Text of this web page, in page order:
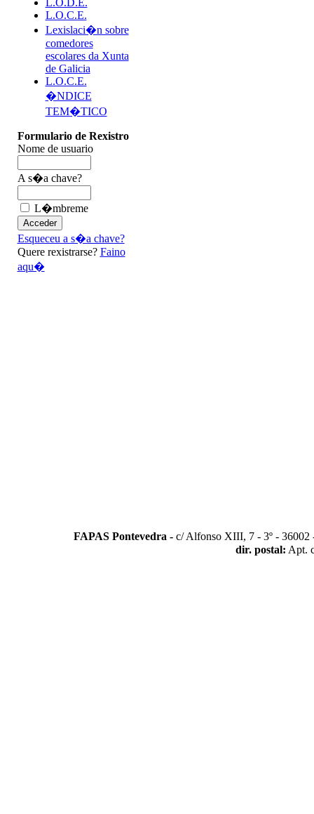
L.O.D.E.
L.O.C.E.
Lexislaci�n sobre
comedores
escolares da Xunta
de Galicia
L.O.C.E.
�NDICE
TEM�TICO
Formulario de Rexistro
Nome de usuario
A s�a chave?
L�mbreme
Esqueceu a s�a chave?
Quere rexistrarse? Faino
aqu�
FAPAS Pontevedra - c/ Alfonso XIII, 7 - 3º -
dir. postal: Apt.